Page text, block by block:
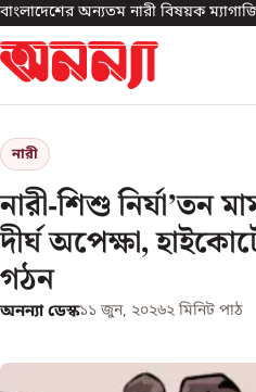
বাংলাদেশের অন্যতম নারী বিষয়ক
নারী
নারী-শিশু নির্যা’তন
দীর্ঘ অপেক্ষা,
গঠন
অনন্যা ডেস্ক১১ জুন, ২০২৬২ মিনিট পাঠ